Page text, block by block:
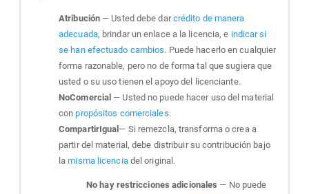
Atribución — Usted debe darcrédito de manera
adecuada, brindar un enlace a la licencia, e indicar si
se han efectuado cambios. Puede hacerlo en cualquier
forma razonable, pero no de forma tal que sugiera que
usted o su uso tienen el apoyo del licenciante.
NoComercial — Usted no puede hacer uso del material
conpropósitos comerciales.
CompartirIgual — Si remezcla, transforma o crea a
partir del material, debe distribuir su contribución bajo
lamisma licenciadel original.
No hay restricciones adicionales — No puede